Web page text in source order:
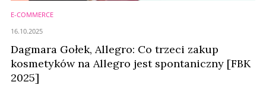
E-COMMERCE
Dagmara Gołek, Allegro: Co trzeci zakup
kosmetyków na Allegro jest spontaniczny [FBK
2025]
16.10.2025